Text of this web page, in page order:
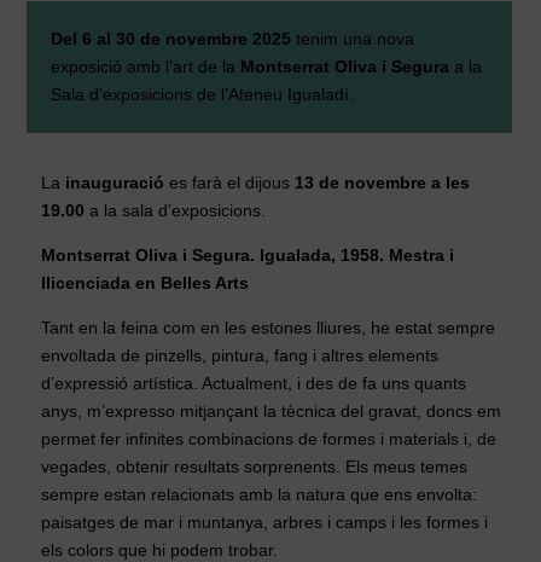
Del 6 al 30 de novembre 2025 tenim una nova
exposició amb l’art de la Montserrat Oliva i Segura a la
Sala d’exposicions de l’Ateneu Igualadí.
La inauguracióes farà el dijous 13 de novembre a les
19.00a la sala d’exposicions.
Montserrat Oliva i Segura. Igualada, 1958. Mestra i
llicenciada en Belles Arts
Tant en la feina com en les estones lliures, he estat sempre
envoltada de pinzells, pintura, fang i altres elements
d’expressió artística. Actualment, i des de fa uns quants
anys, m’expresso mitjançant la tècnica del gravat, doncs em
permet fer infinites combinacions de formes i materials i, de
vegades, obtenir resultats sorprenents. Els meus temes
sempre estan relacionats amb la natura que ens envolta:
paisatges de mar i muntanya, arbres i camps i les formes i
els colors que hi podem trobar.